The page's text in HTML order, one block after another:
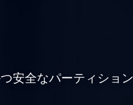
安全なパーティション